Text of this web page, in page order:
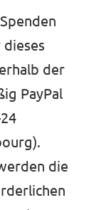
der
PayPal
die